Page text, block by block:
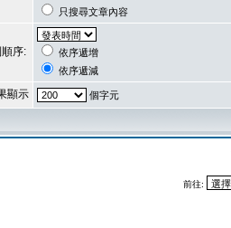
只搜尋文章內容
序:
依序遞增
依序遞減
顯示 個字元
前往: